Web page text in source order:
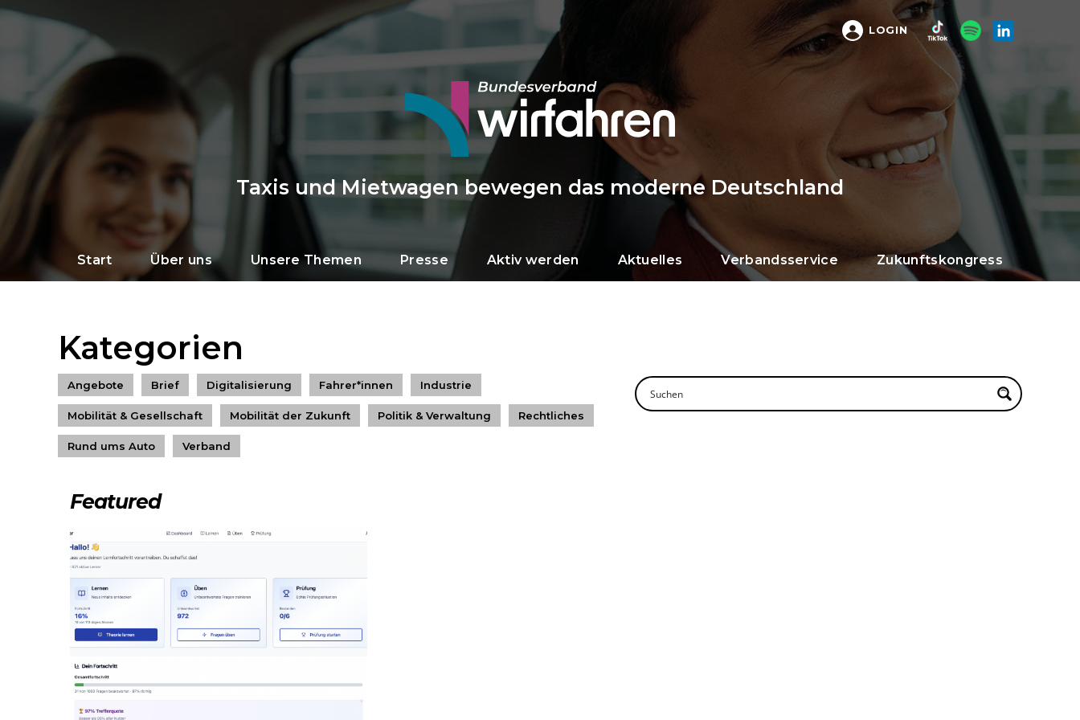
LOGIN
Taxis und Mietwagen bewegen das moderne Deutschland
Start Über uns Unsere Themen Presse Aktiv werden Aktuelles Verbandsservice Zukunftskongress
Kategorien
Angebote Brief Digitalisierung Fahrer*innen Industrie
Mobilität & Gesellschaft Mobilität der Zukunft Politik & Verwaltung Rechtliches
Rund ums Auto Verband
Featured